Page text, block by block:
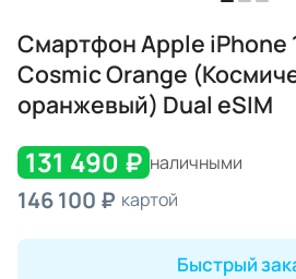
Смартфон Apple iPhone
Cosmic Orange
оранжевый) Dual eSIM
131 490 ₽ наличными
146 100 ₽ картой
Быстрый